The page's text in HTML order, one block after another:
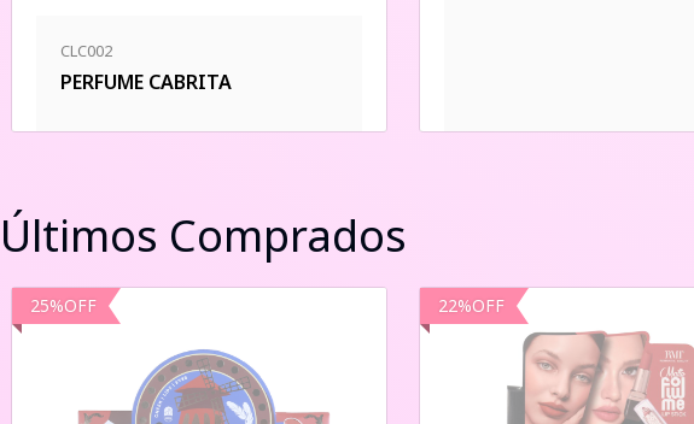
CLC002
PERFUME CABRITA
Últimos Comprados
25%OFF 22%OFF